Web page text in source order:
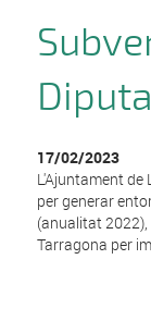
17/02/2023
L'Ajuntament de
per generar
(anualitat
Tarragona per